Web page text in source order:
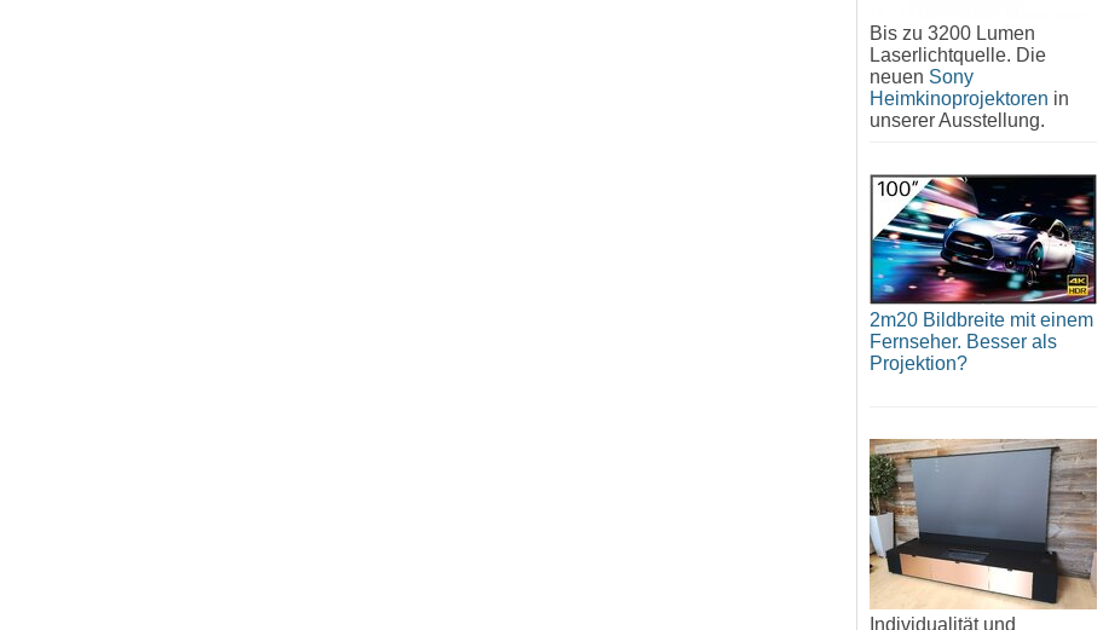
Bis zu 3200 Lumen
Laserlichtquelle. Die
neuen Sony
Heimkinoprojektoren in
unserer Ausstellung.
2m20 Bildbreite mit einem
Fernseher. Besser als
Projektion?
Individualität und